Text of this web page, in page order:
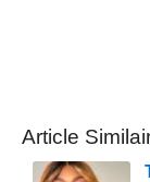
Article